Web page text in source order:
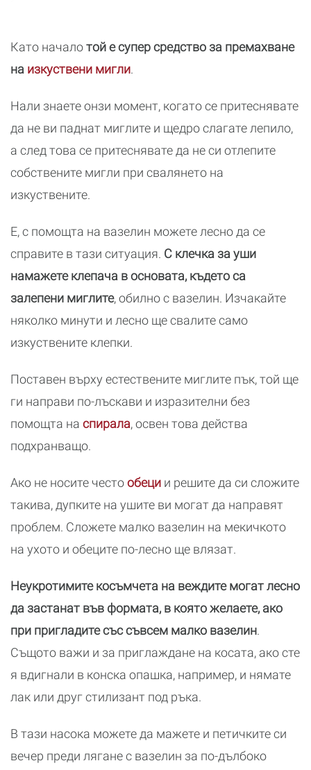
Като началотой е супер средство за премахване
на изкуствени мигли.
Нали знаете онзи момент, когато се притеснявате
да не ви паднат миглите и щедро слагате лепило,
а след това се притеснявате да не си отлепите
собствените мигли при свалянето на
изкуствените.
Е, с помощта на вазелин можете лесно да се
справите в тази ситуация. С клечка за уши
намажете клепача в основата, където са
залепени миглите, обилно с вазелин. Изчакайте
няколко минути и лесно ще свалите само
изкуствените клепки.
Поставен върху естествените миглите пък, той ще
ги направи по-лъскави и изразителни без
помощта на спирала, освен това действа
подхранващо.
Ако не носите честообеци и решите да си сложите
такива, дупките на ушите ви могат да направят
проблем. Сложете малко вазелин на мекичкото
на ухото и обеците по-лесно ще влязат.
Неукротимите косъмчета на веждите могат лесно
да застанат във формата, в която желаете, ако
при пригладите със съвсем малко вазелин.
Същото важи и за приглаждане на косата, ако сте
я вдигнали в конска опашка, например, и нямате
лак или друг стилизант под ръка.
В тази насока можете да мажете и петичките си
вечер преди лягане с вазелин за по-дълбоко